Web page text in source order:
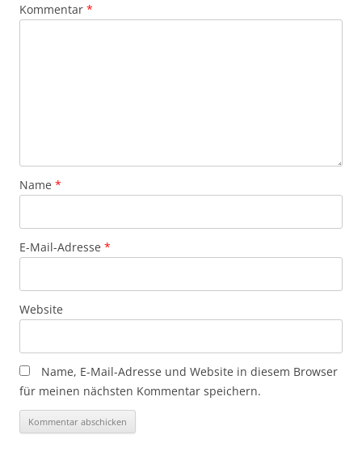
Kommentar *
Name *
E-Mail-Adresse *
Website
Name, E-Mail-Adresse und Website in diesem Browser
für meinen nächsten Kommentar speichern.